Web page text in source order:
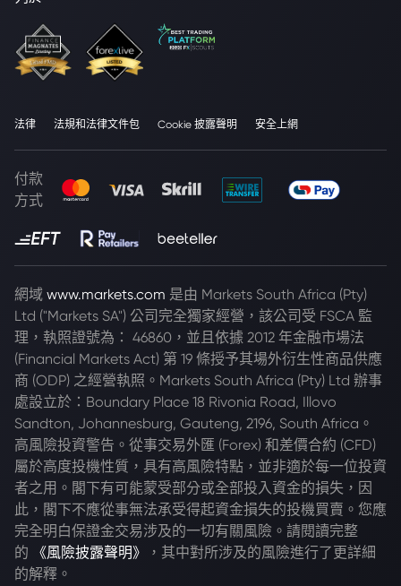
法律 法規和法律文件包 Cookie 披露聲明 安全上網
付款
方式
網域 www.markets.com 是由 Markets South Africa (Pty)
Ltd ("Markets SA") 公司完全獨家經營，該公司受 FSCA 監
理，執照證號為： 46860，並且依據 2012 年金融市場法
(Financial Markets Act) 第 19 條授予其場外衍生性商品供應
商 (ODP) 之經營執照。Markets South Africa (Pty) Ltd 辦事
處設立於：Boundary Place 18 Rivonia Road, Illovo
Sandton, Johannesburg, Gauteng, 2196, South Africa。
高風險投資警告。從事交易外匯 (Forex) 和差價合約 (CFD)
屬於高度投機性質，具有高風險特點，並非適於每一位投資
者之用。閣下有可能蒙受部分或全部投入資金的損失，因
此，閣下不應從事無法承受得起資金損失的投機買賣。您應
完全明白保證金交易涉及的一切有關風險。請閱讀完整
的
《風險披露聲明》
，其中對所涉及的風險進行了更詳細
的解釋。